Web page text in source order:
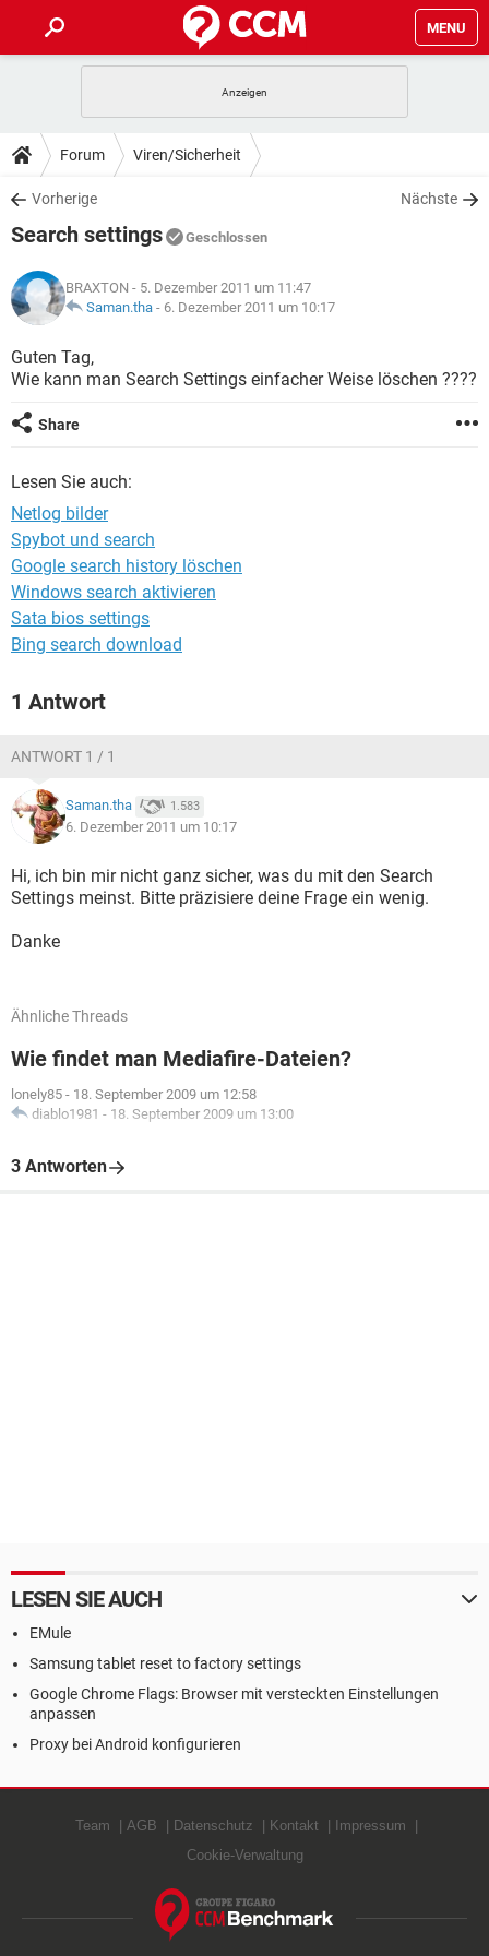
MENU
ANDROID
WINDOWS 10
WHATSAPP TIKTOK
FACEBOOK
TIPPS & TRICKS
SPIELE
WHATSAPP TIKTOK
FACEBOOK
DOWNLOADS
SPIELE STREAMING
ANDROID
WINDOWS 10 INSTAGRAM
WHATSAPP
FACEBOOK HARDWARE
SPIELE STREAMING
ANDROID
WINDOWS 10
LEXIKON
SPIELE
ANDROID IOS
WINDOWS 10
Forum Viren/Sicherheit
Vorherige Nächste
Search settings Geschlossen
BRAXTON - 5. Dezember 2011 um 11:47
Saman.tha - 6. Dezember 2011 um 10:17
Guten Tag,
Wie kann man Search Settings einfacher Weise löschen ????
Share
Lesen Sie auch:
Netlog bilder
Spybot und search
Google search history löschen
Windows search aktivieren
Sata bios settings
Bing search download
1 Antwort
ANTWORT 1 / 1
Saman.tha 1.583
6. Dezember 2011 um 10:17
Hi, ich bin mir nicht ganz sicher, was du mit den Search
Settings meinst. Bitte präzisiere deine Frage ein wenig.
Danke
Ähnliche Threads
Wie findet man Mediafire-Dateien?
lonely85 - 18. September 2009 um 12:58
diablo1981 - 18. September 2009 um 13:00
3 Antworten
LESEN SIE AUCH
EMule
Samsung tablet reset to factory settings
Google Chrome Flags: Browser mit versteckten Einstellungen
anpassen
Proxy bei Android konfigurieren
Team AGB Datenschutz Kontakt
Impressum
Cookie-Verwaltung